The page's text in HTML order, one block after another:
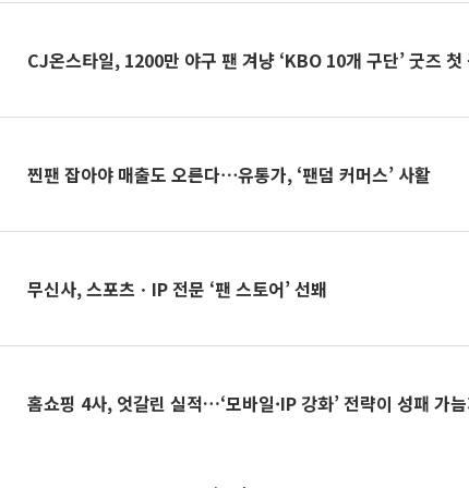
CJ온스타일, 1200만 야구 팬 겨냥 ‘KBO 10개 구단’ 굿즈 첫
찐팬 잡아야 매출도 오른다⋯유통가, ‘팬덤 커머스’ 사활
무신사, 스포츠ㆍIP 전문 ‘팬 스토어’ 선봬
홈쇼핑 4사, 엇갈린 실적…‘모바일·IP 강화’ 전략이 성패 가